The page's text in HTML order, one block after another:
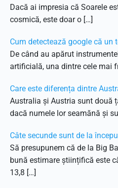
Dacă ai impresia că Soarele
cosmică, este doar o […]
Cum detectează google că un
De când au apărut
artificială, una dintre cele mai
Care este diferența dintre
Australia și Austria sunt două
dacă numele lor seamănă și
Câte secunde sunt de la
Să presupunem că de la Big
bună estimare științifică este
13,8 […]